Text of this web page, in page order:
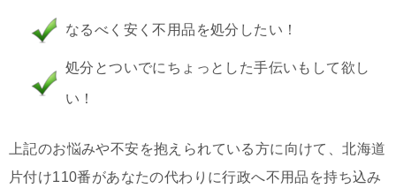
なるべく安く不用品を処分したい！
処分とついでにちょっとした手伝いもして欲し
い！
上記のお悩みや不安を抱えられている方に向けて、北海道
片付け110番があなたの代わりに行政へ不用品を持ち込み